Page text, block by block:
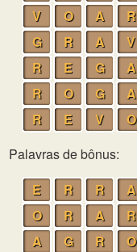
V
O A
R
G
R A V
R
E G A
R
O G A
R
E V O
Palavras de bônus:
E
R R
A
O
R A
R
A
G R
O